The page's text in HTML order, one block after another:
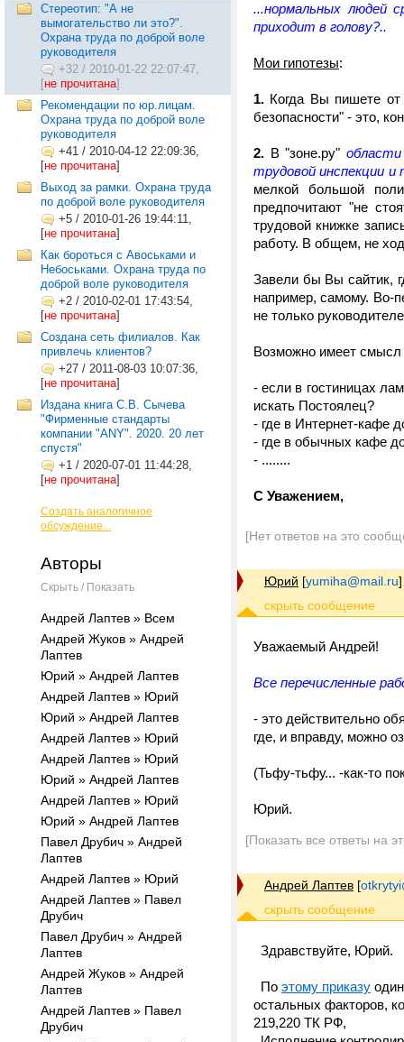
Стереотип: "А не
вымогательство ли это?".
Охрана труда по доброй воле
руководителя
+32 / 2010-01-22 22:07:47,
[не прочитана]
Рекомендации по юр.лицам.
Охрана труда по доброй воле
руководителя
+41 / 2010-04-12 22:09:36,
[не прочитана]
Выход за рамки. Охрана труда
по доброй воле руководителя
+5 / 2010-01-26 19:44:11,
[не прочитана]
Как бороться с Авоськами и
Небоськами. Охрана труда по
доброй воле руководителя
+2 / 2010-02-01 17:43:54,
[не прочитана]
Создана сеть филиалов. Как
привлечь клиентов?
+27 / 2011-08-03 10:07:36,
[не прочитана]
Издана книга С.В. Сычева
"Фирменные стандарты
компании "ANY". 2020. 20 лет
спустя"
+1 / 2020-07-01 11:44:28,
[не прочитана]
Создать аналогичное
обсуждение...
Авторы
Скрыть / Показать
Андрей Лаптев » Всем
Андрей Жуков » Андрей
Лаптев
Юрий » Андрей Лаптев
Андрей Лаптев » Юрий
Юрий » Андрей Лаптев
Андрей Лаптев » Юрий
Андрей Лаптев » Юрий
Юрий » Андрей Лаптев
Андрей Лаптев » Юрий
Юрий » Андрей Лаптев
Павел Друбич » Андрей
Лаптев
Андрей Лаптев » Юрий
Андрей Лаптев » Павел
Друбич
Павел Друбич » Андрей
Лаптев
Андрей Жуков » Андрей
Лаптев
Андрей Лаптев » Павел
Друбич
...нормальных людей
приходит в голову?..
Мои гипотезы:
1. Когда Вы пишете от
безопасности" - это,
2. В "зоне.ру"
трудовой инспекции и
мелкой большой
предпочитают "не
трудовой книжке
работу. В общем, не
Завели бы Вы сайтик,
например, самому. Во-
не только
Возможно имеет смысл
- если в гостиницах
искать Постоялец?
- где в Интернет-кафе
- где в обычных кафе
- ........
С Уважением,
[Нет ответов на это
Юрий [yumiha@mail.ru]
Уважаемый Андрей!
Все перечисленные
- это действительно
где, и вправду, можно
(Тьфу-тьфу... -как-то
Юрий.
[Показать все ответы на
Андрей Лаптев [
Здравствуйте, Юрий.
По этому приказу
остальных факторов,
219,220 ТК РФ,